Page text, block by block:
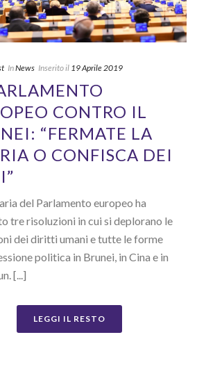
InNews Inserito il 19 Aprile 2019
CONTRO IL
“FERMATE LA
O CONFISCA DEI
del Parlamento europeo ha
tre risoluzioni in cui si deplorano le
dei diritti umani e tutte le forme
politica in Brunei, in Cina e in
[...]
LEGGI IL RESTO